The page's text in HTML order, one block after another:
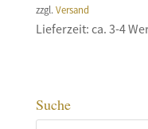
zzgl. Versand
Lieferzeit: ca. 3-4
Suche